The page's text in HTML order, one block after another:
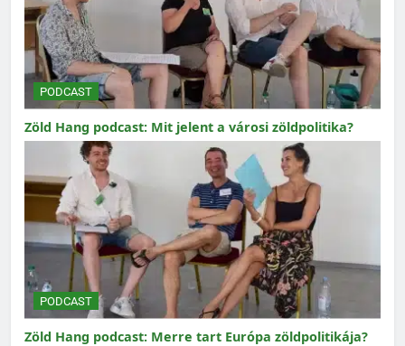
PODCAST
Zöld Hang podcast: Mit jelent a városi zöldpolitika?
PODCAST
Zöld Hang podcast: Merre tart Európa zöldpolitikája?